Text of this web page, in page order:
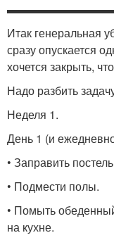
Итак генеральная
сразу опускается
хочется закрыть,
Надо разбить
Неделя 1.
День 1 (и
• Заправить
• Подмести полы.
• Помыть
на кухне.